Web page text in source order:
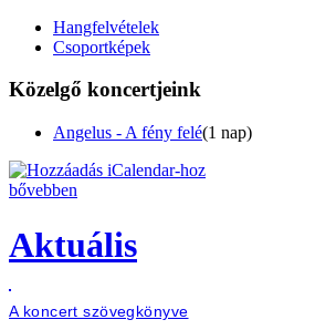
Hangfelvételek
Csoportképek
Közelgő koncertjeink
Angelus - A fény felé(1 nap)
bővebben
Aktuális
A koncert szövegkönyve